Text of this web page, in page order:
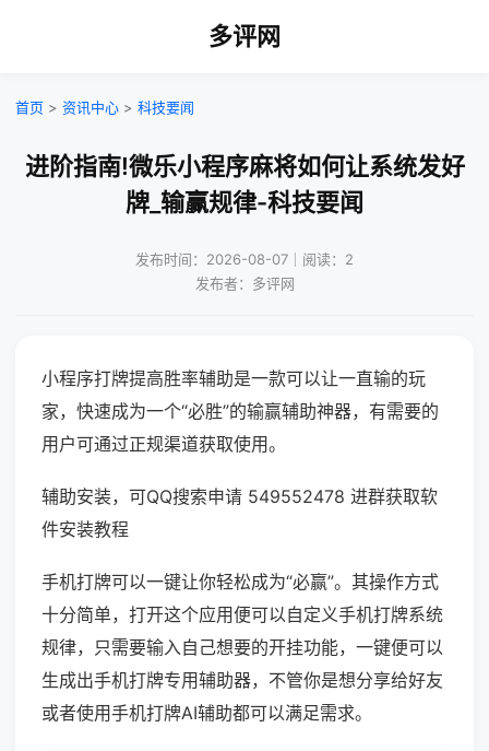
多评网
首页 > 资讯中心 > 科技要闻
进阶指南!微乐小程序麻将如何让系统发好
牌_输赢规律-科技要闻
发布时间：2026-08-07｜阅读：2
发布者：多评网
小程序打牌提高胜率辅助是一款可以让一直输的玩
家，快速成为一个“必胜”的输赢辅助神器，有需要的
用户可通过正规渠道获取使用。
辅助安装，可QQ搜索申请 549552478 进群获取软
件安装教程
手机打牌可以一键让你轻松成为“必赢”。其操作方式
十分简单，打开这个应用便可以自定义手机打牌系统
规律，只需要输入自己想要的开挂功能，一键便可以
生成出手机打牌专用辅助器，不管你是想分享给好友
或者使用手机打牌AI辅助都可以满足需求。